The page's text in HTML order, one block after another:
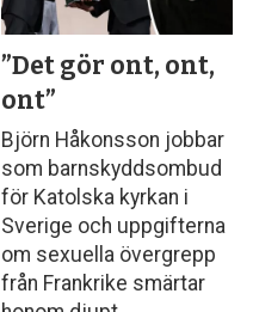
”Det gör ont, ont,
ont”
Björn Håkonsson jobbar
som barnskyddsombud
för Katolska kyrkan i
Sverige och uppgifterna
om sexuella övergrepp
från Frankrike smärtar